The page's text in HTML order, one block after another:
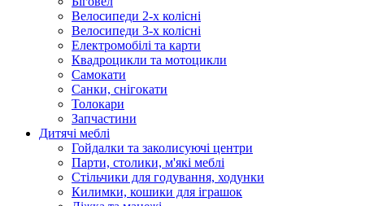
Велосипеди 2-х колісні
Велосипеди 3-х колісні
Електромобілі та карти
Квадроцикли та мотоцикли
Самокати
Санки, снігокати
Толокари
Запчастини
Дитячі меблі
Гойдалки та заколисуючі центри
Парти, столики, м'які меблі
Стільчики для годування, ходунки
Килимки, кошики для іграшок